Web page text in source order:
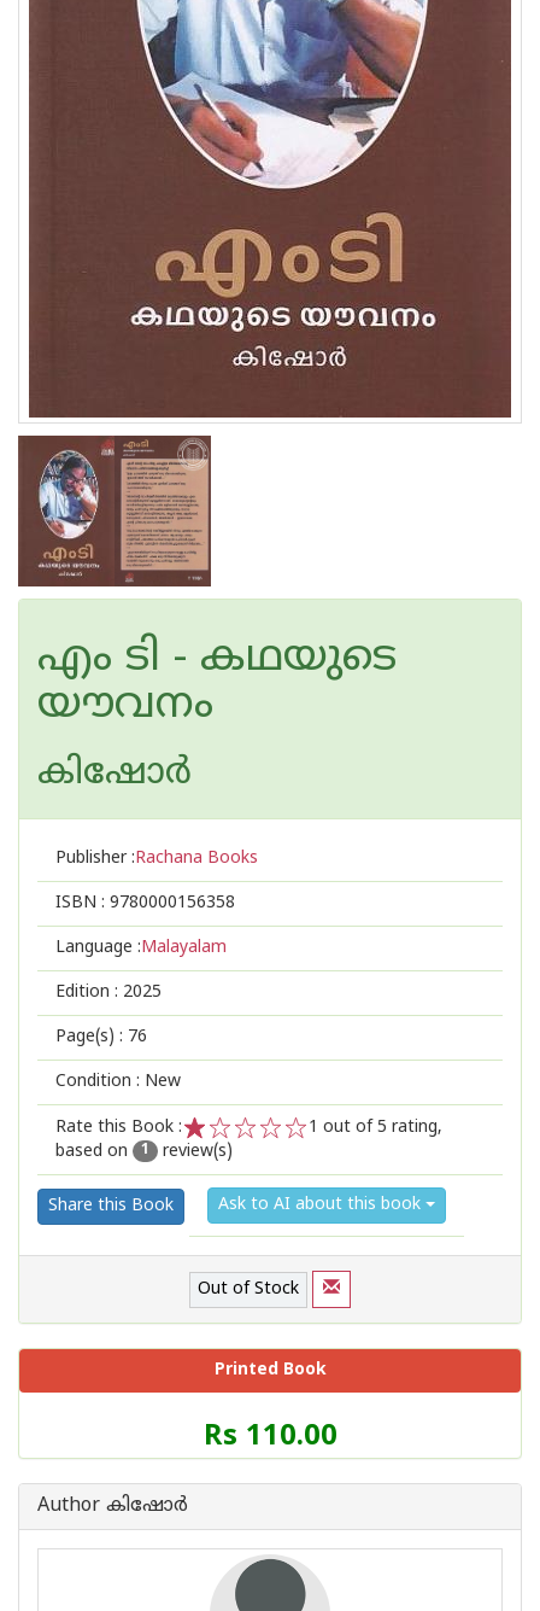
എം ടി - കഥയുടെ
യൗവനം
കിഷോർ
Publisher :Rachana Books
ISBN : 9780000156358
Language :Malayalam
Edition : 2025
Page(s) : 76
Condition : New
Rate this Book :
2
1
1 out of 5 rating,
based on
1 review(s)
Share this Book Ask to AI about this book
Out of Stock
Printed Book
Price
of
Rs 110.00
Author കിഷോർ